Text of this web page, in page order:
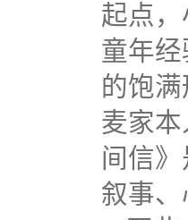
起点
童年
的饱
麦家
间信
叙事